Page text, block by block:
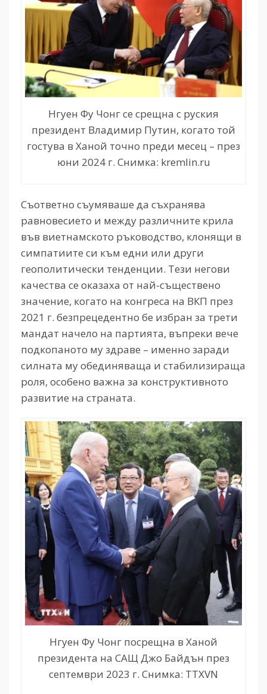
Нгуен Фу Чонг се срещна с руския
президент Владимир Путин, когато той
гостува в Ханой точно преди месец – през
юни 2024 г. Снимка: kremlin.ru
Съответно съумяваше да съхранява
равновесието и между различните крила
във виетнамското ръководство, клонящи в
симпатиите си към едни или други
геополитически тенденции. Тези негови
качества се оказаха от най-съществено
значение, когато на конгреса на ВКП през
2021 г. безпрецедентно бе избран за трети
мандат начело на партията, въпреки вече
подкопаното му здраве – именно заради
силната му обединяваща и стабилизираща
роля, особено важна за конструктивното
развитие на страната.
Нгуен Фу Чонг посрещна в Ханой
президента на САЩ Джо Байдън през
септември 2023 г. Снимка: TTXVN